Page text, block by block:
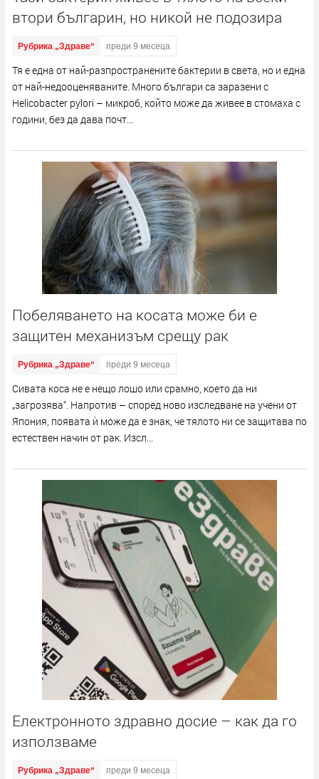
втори българин, но никой не подозира
Рубрика „Здраве“ преди 9 месеца
Тя е една от най-разпространените бактерии в света, но и една
от най-недооценяваните. Много българи са заразени с
Helicobacter pylori – микроб, който може да живее в стомаха с
години, без да дава почт...
Побеляването на косата може би е
защитен механизъм срещу рак
Рубрика „Здраве“ преди 9 месеца
Сивата коса не е нещо лошо или срамно, което да ни
„загрозява“. Напротив – според ново изследване на учени от
Япония, появата ѝ може да е знак, че тялото ни се защитава по
естествен начин от рак. Изсл...
Електронното здравно досие – как да го
използваме
Рубрика „Здраве“ преди 9 месеца